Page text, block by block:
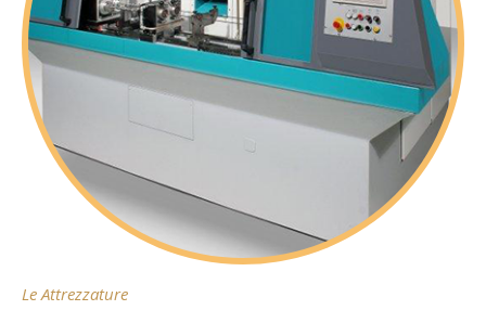
Le Attrezzature